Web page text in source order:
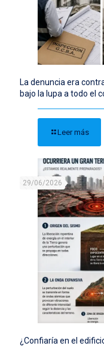
La denuncia era
bajo la lupa a todo el
Leer más
29/06/2026
¿Confiaría en el